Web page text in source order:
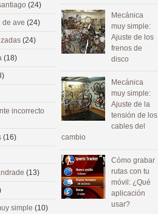
Mecánica
muy simple:
Ajuste de los
frenos de
disco
Mecánica
muy simple:
Ajuste de la
tensión de los
cables del
cambio
Cómo grabar
rutas con tu
móvil: ¿Qué
aplicación
usar?
(24)
de ave (24)
(24)
(18)
incorrecto
(16)
(13)
simple (10)